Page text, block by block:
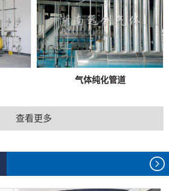
气体纯化管道
查看更多